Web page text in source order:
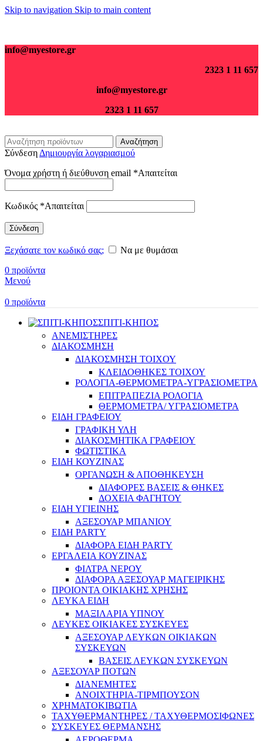
Skip to navigation Skip to main content
info@myestore.gr
2323 1 11 657
info@myestore.gr
2323 1 11 657
Αναζήτηση
Σύνδεση Δημιουργία λογαριασμού
Όνομα χρήστη ή διεύθυνση email *Απαιτείται
Κωδικός *Απαιτείται
Σύνδεση
Ξεχάσατε τον κωδικό σας;
Να με θυμάσαι
0 προϊόντα
Μενού
0 προϊόντα
ΣΠΙΤΙ-ΚΗΠΟΣ
ΑΝΕΜΙΣΤΗΡΕΣ
ΔΙΑΚΟΣΜΗΣΗ
ΔΙΑΚΟΣΜΗΣΗ ΤΟΙΧΟΥ
ΚΛΕΙΔΟΘΗΚΕΣ ΤΟΙΧΟΥ
ΡΟΛΟΓΙΑ-ΘΕΡΜΟΜΕΤΡΑ-ΥΓΡΑΣΙΟΜΕΤΡΑ
ΕΠΙΤΡΑΠΕΖΙΑ ΡΟΛΟΓΙΑ
ΘΕΡΜΟΜΕΤΡΑ/ ΥΓΡΑΣΙΟΜΕΤΡΑ
ΕΙΔΗ ΓΡΑΦΕΙΟΥ
ΓΡΑΦΙΚΗ ΥΛΗ
ΔΙΑΚΟΣΜΗΤΙΚΑ ΓΡΑΦΕΙΟΥ
ΦΩΤΙΣΤΙΚΑ
ΕΙΔΗ ΚΟΥΖΙΝΑΣ
ΟΡΓΑΝΩΣΗ & ΑΠΟΘΗΚΕΥΣΗ
ΔΙΑΦΟΡΕΣ ΒΑΣΕΙΣ & ΘΗΚΕΣ
ΔΟΧΕΙΑ ΦΑΓΗΤΟΥ
ΕΙΔΗ ΥΓΙΕΙΝΗΣ
ΑΞΕΣΟΥΑΡ ΜΠΑΝΙΟΥ
ΕΙΔΗ PARTY
ΔΙΑΦΟΡΑ ΕΙΔΗ PARTY
ΕΡΓΑΛΕΙΑ ΚΟΥΖΙΝΑΣ
ΦΙΛΤΡΑ ΝΕΡΟΥ
ΔΙΑΦΟΡΑ ΑΞΕΣΟΥΑΡ ΜΑΓΕΙΡΙΚΗΣ
ΠΡΟΙΟΝΤΑ ΟΙΚΙΑΚΗΣ ΧΡΗΣΗΣ
ΛΕΥΚΑ ΕΙΔΗ
ΜΑΞΙΛΑΡΙΑ ΥΠΝΟΥ
ΛΕΥΚΕΣ ΟΙΚΙΑΚΕΣ ΣΥΣΚΕΥΕΣ
ΑΞΕΣΟΥΑΡ ΛΕΥΚΩΝ ΟΙΚΙΑΚΩΝ
ΣΥΣΚΕΥΩΝ
ΒΑΣΕΙΣ ΛΕΥΚΩΝ ΣΥΣΚΕΥΩΝ
ΑΞΕΣΟΥΑΡ ΠΟΤΩΝ
ΔΙΑΝΕΜΗΤΕΣ
ΑΝΟΙΧΤΗΡΙΑ-ΤΙΡΜΠΟΥΣΟΝ
ΧΡΗΜΑΤΟΚΙΒΩΤΙΑ
ΤΑΧΥΘΕΡΜΑΝΤΗΡΕΣ / ΤΑΧΥΘΕΡΜΟΣΙΦΩΝΕΣ
ΣΥΣΚΕΥΕΣ ΘΕΡΜΑΝΣΗΣ